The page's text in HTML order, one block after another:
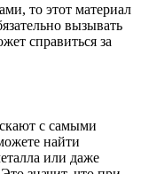
то этот материал
вызывать
справиться за
с самыми
найти
или даже